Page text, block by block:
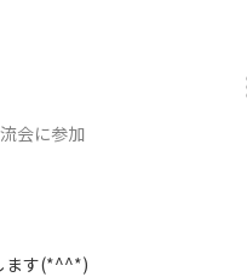
会に参加
ます(*^^*)